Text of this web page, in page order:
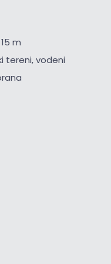
m
tereni, vodeni